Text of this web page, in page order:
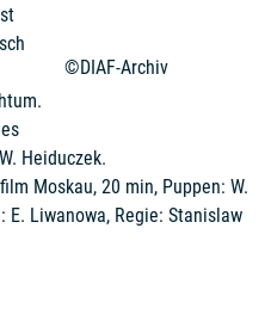
©DIAF-Archiv
Heiduczek.
Moskau, 20 min, Puppen: W.
E. Liwanowa, Regie: Stanislaw